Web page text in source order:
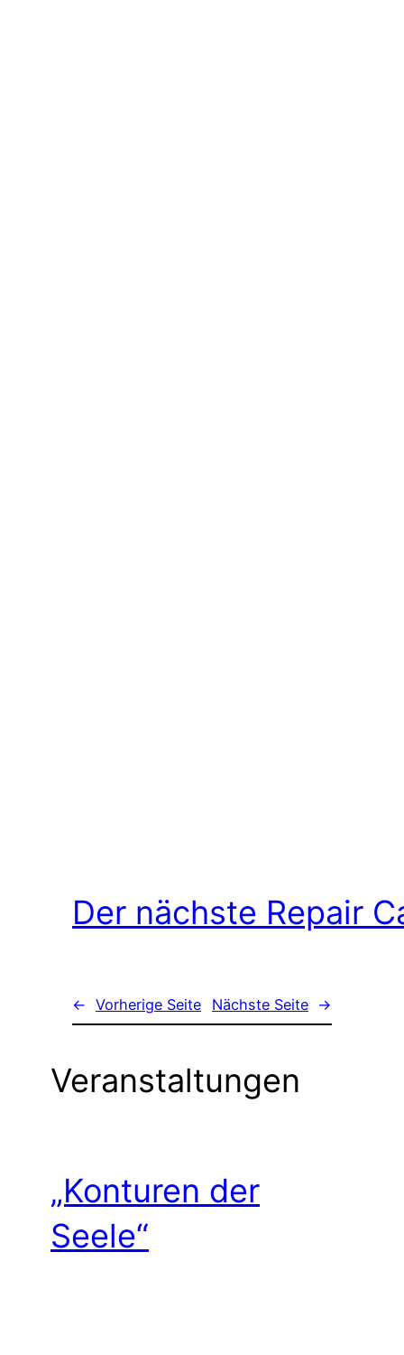
Der nächste Repair
← Vorherige Seite Nächste Seite →
Veranstaltungen
„Konturen der
Seele“